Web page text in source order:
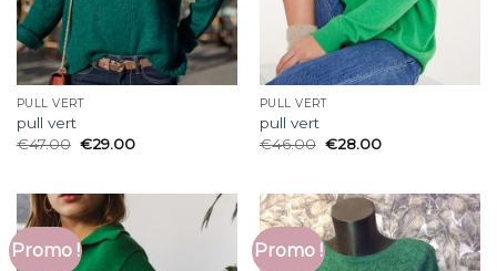
PULL VERT
pull vert
€47.00 €29.00
PULL VERT
pull vert
€46.00 €28.00
Promo ! Promo !